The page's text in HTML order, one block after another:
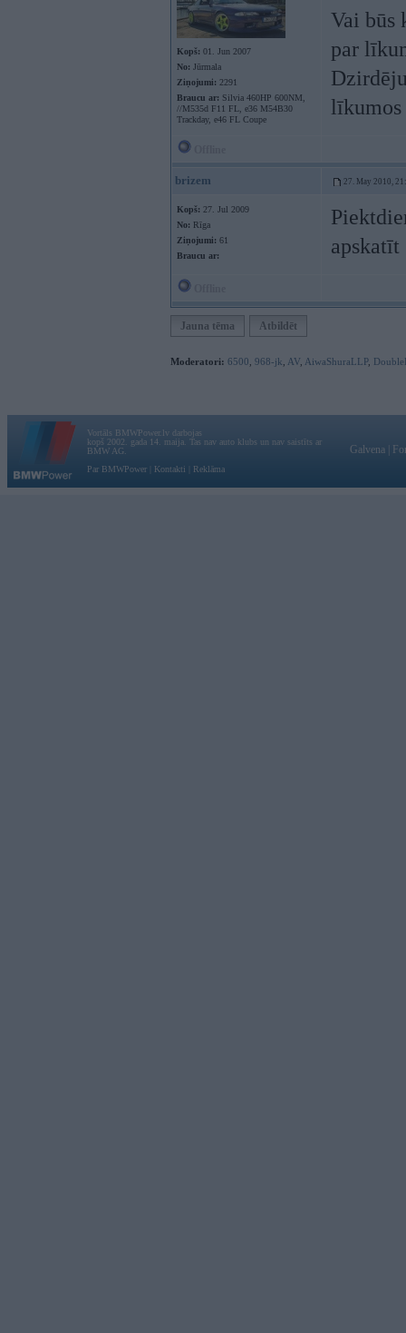
Kopš: 01. Jun 2007
No: Jūrmala
Ziņojumi: 2291
Braucu ar: Silvia 460HP 600NM,
//M535d F11 FL, e36 M54B30
Trackday, e46 FL Coupe
Vai būs
par
līkumos
brizem 27. May 2010,
Kopš: 27. Jul 2009
No: Rīga
Ziņojumi: 61
Braucu ar:
Jauna tēma Atbildēt
Moderatori: 6500 968-jk AV AiwaShuraLLP,
Vortāls BMWPower.lv darbojas
kopš 2002. gada 14. maija. Tas nav auto klubs un nav saistīts ar
BMW AG.
Par BMWPower
Kontakti Reklāma
Galvena